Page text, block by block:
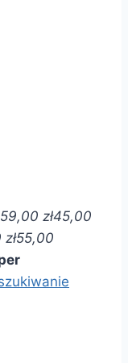
59,00 zł45,00
55,00